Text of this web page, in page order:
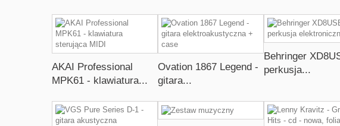
AKAI Professional
MPK61 - klawiatura...
Ovation 1867 Legend -
gitara...
Behringer
perkusja...